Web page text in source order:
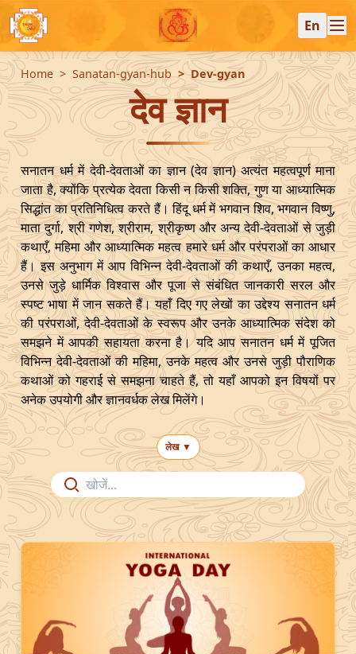
En
Home Sanatan-gyan-hub Dev-gyan
देव ज्ञान
सनातन धर्म में देवी-देवताओं का ज्ञान (देव ज्ञान) अत्यंत महत्वपूर्ण माना
जाता है, क्योंकि प्रत्येक देवता किसी न किसी शक्ति, गुण या आध्यात्मिक
सिद्धांत का प्रतिनिधित्व करते हैं। हिंदू धर्म में भगवान शिव, भगवान विष्णु,
माता दुर्गा, श्री गणेश, श्रीराम, श्रीकृष्ण और अन्य देवी-देवताओं से जुड़ी
कथाएँ, महिमा और आध्यात्मिक महत्व हमारे धर्म और परंपराओं का आधार
हैं। इस अनुभाग में आप विभिन्न देवी-देवताओं की कथाएँ, उनका महत्व,
उनसे जुड़े धार्मिक विश्वास और पूजा से संबंधित जानकारी सरल और
स्पष्ट भाषा में जान सकते हैं। यहाँ दिए गए लेखों का उद्देश्य सनातन धर्म
की परंपराओं, देवी-देवताओं के स्वरूप और उनके आध्यात्मिक संदेश को
समझने में आपकी सहायता करना है। यदि आप सनातन धर्म में पूजित
विभिन्न देवी-देवताओं की महिमा, उनके महत्व और उनसे जुड़ी पौराणिक
कथाओं को गहराई से समझना चाहते हैं, तो यहाँ आपको इन विषयों पर
अनेक उपयोगी और ज्ञानवर्धक लेख मिलेंगे।
लेख ▼